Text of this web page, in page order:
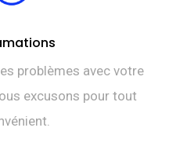
problèmes avec votre
excusons pour tout